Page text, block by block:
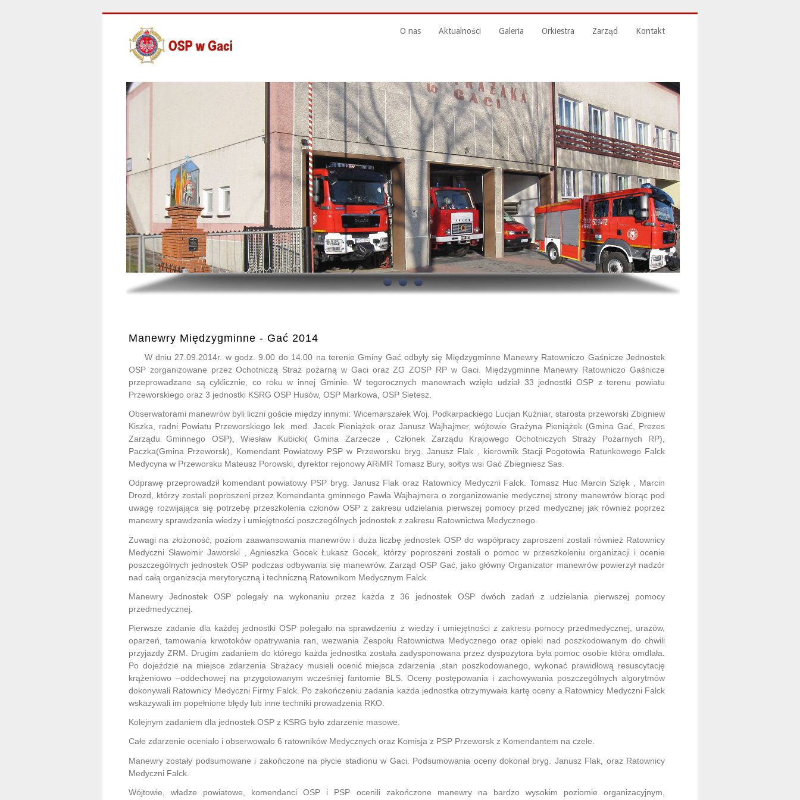
O nas Aktualności Galeria Orkiestra Zarząd Kontakt
Manewry Międzygminne - Gać 2014
W dniu 27.09.2014r. w godz. 9.00 do 14.00 na terenie Gminy Gać odbyły się Międzygminne Manewry Ratowniczo Gaśnicze Jednostek
OSP zorganizowane przez Ochotniczą Straż pożarną w Gaci oraz ZG ZOSP RP w Gaci. Międzygminne Manewry Ratowniczo Gaśnicze
przeprowadzane są cyklicznie, co roku w innej Gminie. W tegorocznych manewrach wzięło udział 33 jednostki OSP z terenu powiatu
Przeworskiego oraz 3 jednostki KSRG OSP Husów, OSP Markowa, OSP Sietesz.
Obserwatorami manewrów byli liczni goście między innymi: Wicemarszałek Woj. Podkarpackiego Lucjan Kuźniar, starosta przeworski Zbigniew
Kiszka, radni Powiatu Przeworskiego lek .med. Jacek Pieniążek oraz Janusz Wajhajmer, wójtowie Grażyna Pieniążek (Gmina Gać, Prezes
Zarządu Gminnego OSP), Wiesław Kubicki( Gmina Zarzecze , Członek Zarządu Krajowego Ochotniczych Straży Pożarnych RP),
Paczka(Gmina Przeworsk), Komendant Powiatowy PSP w Przeworsku bryg. Janusz Flak , kierownik Stacji Pogotowia Ratunkowego Falck
Medycyna w Przeworsku Mateusz Porowski, dyrektor rejonowy ARiMR Tomasz Bury, sołtys wsi Gać Zbiegniesz Sas.
Odprawę przeprowadził komendant powiatowy PSP bryg. Janusz Flak oraz Ratownicy Medyczni Falck. Tomasz Huc Marcin Szlęk , Marcin
Drozd, którzy zostali poproszeni przez Komendanta gminnego Pawła Wajhajmera o zorganizowanie medycznej strony manewrów biorąc pod
uwagę rozwijająca się potrzebę przeszkolenia członów OSP z zakresu udzielania pierwszej pomocy przed medycznej jak również poprzez
manewry sprawdzenia wiedzy i umiejętności poszczególnych jednostek z zakresu Ratownictwa Medycznego.
Zuwagi na złożoność, poziom zaawansowania manewrów i duża liczbę jednostek OSP do współpracy zaproszeni zostali również Ratownicy
Medyczni Sławomir Jaworski , Agnieszka Gocek Łukasz Gocek, którzy poproszeni zostali o pomoc w przeszkoleniu organizacji i ocenie
poszczególnych jednostek OSP podczas odbywania się manewrów. Zarząd OSP Gać, jako główny Organizator manewrów powierzył nadzór
nad całą organizacja merytoryczną i techniczną Ratownikom Medycznym Falck.
Manewry Jednostek OSP polegały na wykonaniu przez każda z 36 jednostek OSP dwóch zadań z udzielania pierwszej pomocy
przedmedycznej.
Pierwsze zadanie dla każdej jednostki OSP polegało na sprawdzeniu z wiedzy i umiejętności z zakresu pomocy przedmedycznej, urazów,
oparzeń, tamowania krwotoków opatrywania ran, wezwania Zespołu Ratownictwa Medycznego oraz opieki nad poszkodowanym do chwili
przyjazdy ZRM. Drugim zadaniem do którego każda jednostka została zadysponowana przez dyspozytora była pomoc osobie która omdlała.
Po dojeździe na miejsce zdarzenia Strażacy musieli ocenić miejsca zdarzenia ,stan poszkodowanego, wykonać prawidłową resuscytację
krążeniowo –oddechowej na przygotowanym wcześniej fantomie BLS. Oceny postępowania i zachowywania poszczególnych algorytmów
dokonywali Ratownicy Medyczni Firmy Falck. Po zakończeniu zadania każda jednostka otrzymywała kartę oceny a Ratownicy Medyczni Falck
wskazywali im popełnione błędy lub inne techniki prowadzenia RKO.
Kolejnym zadaniem dla jednostek OSP z KSRG było zdarzenie masowe.
Całe zdarzenie oceniało i obserwowało 6 ratowników Medycznych oraz Komisja z PSP Przeworsk z Komendantem na czele.
Manewry zostały podsumowane i zakończone na płycie stadionu w Gaci. Podsumowania oceny dokonał bryg. Janusz Flak, oraz Ratownicy
Medyczni Falck.
Wójtowie, władze powiatowe, komendanci OSP i PSP ocenili zakończone manewry na bardzo wysokim poziomie organizacyjnym,